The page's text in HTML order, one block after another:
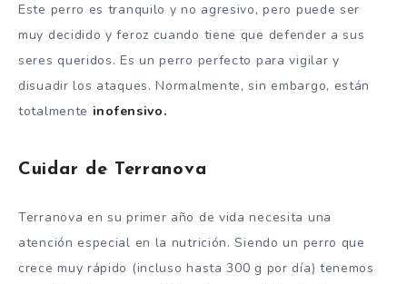
Este perro es tranquilo y no agresivo, pero puede ser
muy decidido y feroz cuando tiene que defender a sus
seres queridos. Es un perro perfecto para vigilar y
disuadir los ataques. Normalmente, sin embargo, están
totalmente inofensivo.
Cuidar de Terranova
Terranova en su primer año de vida necesita una
atención especial en la nutrición. Siendo un perro que
crece muy rápido (incluso hasta 300 g por día) tenemos